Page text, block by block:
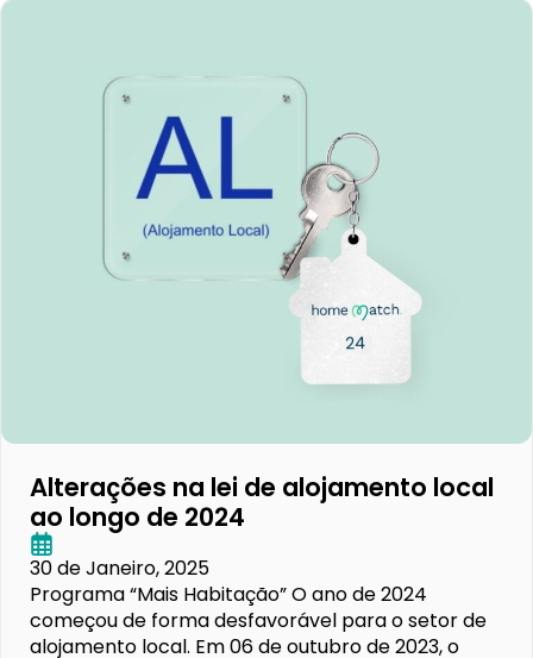
Alterações na lei de alojamento local
ao longo de 2024
30 de Janeiro, 2025
Programa “Mais Habitação” O ano de 2024
começou de forma desfavorável para o setor de
alojamento local. Em 06 de outubro de 2023, o